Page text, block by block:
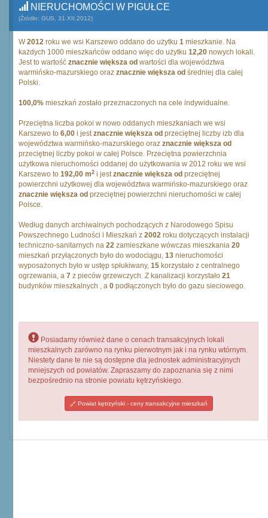
NIERUCHOMOŚCI W PIGUŁCE
(Źródło: GUS, 31.XII.2012)
W2012 roku we wsi Karszewo oddano do użytku 1 mieszkanie. Na
każdych 1000 mieszkańców oddano więc do użytku 12,20 nowych lokali.
Jest to wartość znacznie większa od wartości dla województwa
warmińsko-mazurskiego oraz znacznie większa od średniej dla całej
Polski.
100,0% mieszkań zostało przeznaczonych na cele indywidualne.
Przeciętna liczba pokoi w nowo oddanych mieszkaniach we wsi
Karszewo to 6,00 i jestznacznie większa od przeciętnej liczby izb dla
województwa warmińsko-mazurskiego oraz znacznie większa od
przeciętnej liczby pokoi w całej Polsce. Przeciętna powierzchnia
użytkowa nieruchomości oddanej do użytkowania w 2012 roku we wsi
Karszewo to 192,00 m2 i jestznacznie większa od przeciętnej
powierzchni użytkowej dla województwa warmińsko-mazurskiego oraz
znacznie większa od przeciętnej powierzchni nieruchomości w całej
Polsce.
Według danych archiwalnych pochodzących z Narodowego Spisu
Powszechnego Ludności i Mieszkań z 2002 roku dotyczących instalacji
techniczno-sanitarnych na 22 zamieszkane wówczas mieszkania 20
mieszkań przyłączonych było do wodociągu, 13 nieruchomości
wyposażonych było w ustęp spłukiwany, 15 korzystało z centralnego
ogrzewania, a 7 z pieców grzewczych. Z kanalizacji korzystało 21
budynków mieszkalnych , a 0 podłączonych było do gazu sieciowego.
Posiadamy również dane o cenach transakcyjnych lokali
mieszkalnych zarówno na rynku pierwotnym jak i na rynku wtórnym.
Niestety dane te nie są dostępne dla jednostek administracyjnych
mniejszych od powiatów. Zapraszamy do zapoznania się z nimi
bezpośrednio na stronie powiatu kętrzyńskiego.
Powiat kętrzyński - ceny transakcyjne mieszkań